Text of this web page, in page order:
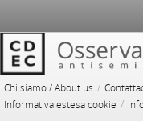
Chi siamo / About us /
Informativa estesa cookie /